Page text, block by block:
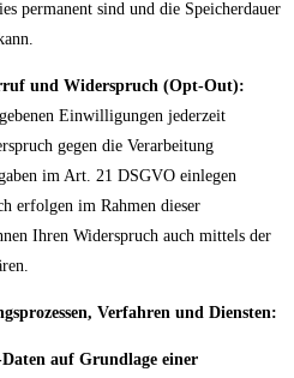
permanent sind und die Speicherdauer
und Widerspruch (Opt-Out):
Einwilligungen jederzeit
gegen die Verarbeitung
im Art. 21 DSGVO einlegen
erfolgen im Rahmen dieser
Ihren Widerspruch auch mittels der
Verfahren und Diensten:
auf Grundlage einer